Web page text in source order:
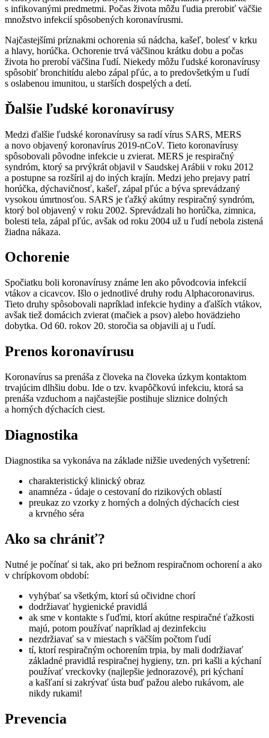
s infikovanými predmetmi. Počas života môžu ľudia prerobiť väčšie
množstvo infekcií spôsobených koronavírusmi.
Najčastejšími príznakmi ochorenia sú nádcha, kašeľ, bolesť v krku
a hlavy, horúčka. Ochorenie trvá väčšinou krátku dobu a počas
života ho prerobí väčšina ľudí. Niekedy môžu ľudské koronavírusy
spôsobiť bronchitídu alebo zápal pľúc, a to predovšetkým u ľudí
s oslabenou imunitou, u starších dospelých a detí.
Ďalšie ľudské koronavírusy
Medzi ďalšie ľudské koronavírusy sa radí vírus SARS, MERS
a novo objavený koronavírus 2019-nCoV. Tieto koronavírusy
spôsobovali pôvodne infekcie u zvierat. MERS je respiračný
syndróm, ktorý sa prvýkrát objavil v Saudskej Arábii v roku 2012
a postupne sa rozšíril aj do iných krajín. Medzi jeho prejavy patrí
horúčka, dýchavičnosť, kašeľ, zápal pľúc a býva sprevádzaný
vysokou úmrtnosťou. SARS je ťažký akútny respiračný syndróm,
ktorý bol objavený v roku 2002. Sprevádzali ho horúčka, zimnica,
bolesti tela, zápal pľúc, avšak od roku 2004 už u ľudí nebola zistená
žiadna nákaza.
Ochorenie
Spočiatku boli koronavírusy známe len ako pôvodcovia infekcií
vtákov a cicavcov. Išlo o jednotlivé druhy rodu Alphacoronavirus.
Tieto druhy spôsobovali napríklad infekcie hydiny a ďalších vtákov,
avšak tiež domácich zvierat (mačiek a psov) alebo hovädzieho
dobytka. Od 60. rokov 20. storočia sa objavili aj u ľudí.
Prenos koronavírusu
Koronavírus sa prenáša z človeka na človeka úzkym kontaktom
trvajúcim dlhšiu dobu. Ide o tzv. kvapôčkovú infekciu, ktorá sa
prenáša vzduchom a najčastejšie postihuje sliznice dolných
a horných dýchacích ciest.
Diagnostika
Diagnostika sa vykonáva na základe nižšie uvedených vyšetrení:
charakteristický klinický obraz
anamnéza - údaje o cestovaní do rizikových oblastí
preukaz zo vzorky z horných a dolných dýchacích ciest
a krvného séra
Ako sa chrániť?
Nutné je počínať si tak, ako pri bežnom respiračnom ochorení a ako
v chrípkovom období:
vyhýbať sa všetkým, ktorí sú očividne chorí
dodržiavať hygienické pravidlá
ak sme v kontakte s ľuďmi, ktorí akútne respiračné ťažkosti
majú, potom používať napríklad aj dezinfekciu
nezdržiavať sa v miestach s väčším počtom ľudí
tí, ktorí respiračným ochorením trpia, by mali dodržiavať
základné pravidlá respiračnej hygieny, tzn. pri kašli a kýchaní
používať vreckovky (najlepšie jednorazové), pri kýchaní
a kašľaní si zakrývať ústa buď pažou alebo rukávom, ale
nikdy rukami!
Prevencia